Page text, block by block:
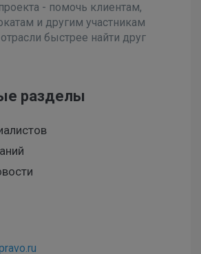
- помочь клиентам,
и другим участникам
быстрее найти друг
разделы